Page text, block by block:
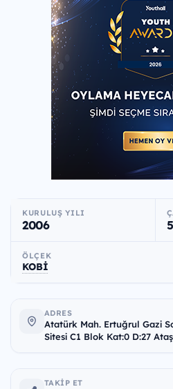
KURULUŞ YILI
2006
ÖLÇEK
KOBİ
ADRES
Atatürk Mah. Ertuğrul Gazi
Sitesi C1 Blok Kat:0 D:27
TAKIP ET